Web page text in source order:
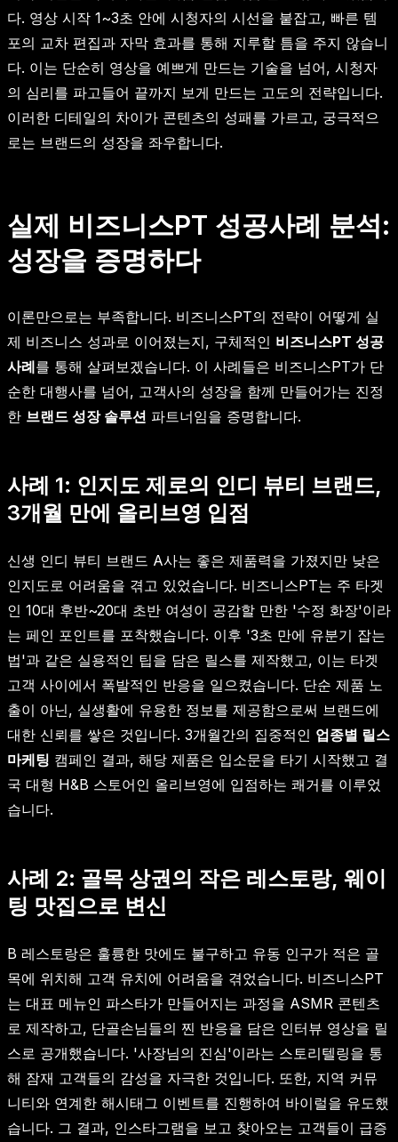
다. 영상 시작 1~3초 안에 시청자의 시선을 붙잡고, 빠른 템
포의 교차 편집과 자막 효과를 통해 지루할 틈을 주지 않습니
다. 이는 단순히 영상을 예쁘게 만드는 기술을 넘어, 시청자
의 심리를 파고들어 끝까지 보게 만드는 고도의 전략입니다.
이러한 디테일의 차이가 콘텐츠의 성패를 가르고, 궁극적으
로는 브랜드의 성장을 좌우합니다.
실제 비즈니스PT 성공사례 분석:
성장을 증명하다
이론만으로는 부족합니다. 비즈니스PT의 전략이 어떻게 실
제 비즈니스 성과로 이어졌는지, 구체적인 비즈니스PT 성공
사례를 통해 살펴보겠습니다. 이 사례들은 비즈니스PT가 단
순한 대행사를 넘어, 고객사의 성장을 함께 만들어가는 진정
한 브랜드 성장 솔루션 파트너임을 증명합니다.
사례 1: 인지도 제로의 인디 뷰티 브랜드,
3개월 만에 올리브영 입점
신생 인디 뷰티 브랜드 A사는 좋은 제품력을 가졌지만 낮은
인지도로 어려움을 겪고 있었습니다. 비즈니스PT는 주 타겟
인 10대 후반~20대 초반 여성이 공감할 만한 '수정 화장'이라
는 페인 포인트를 포착했습니다. 이후 '3초 만에 유분기 잡는
법'과 같은 실용적인 팁을 담은 릴스를 제작했고, 이는 타겟
고객 사이에서 폭발적인 반응을 일으켰습니다. 단순 제품 노
출이 아닌, 실생활에 유용한 정보를 제공함으로써 브랜드에
대한 신뢰를 쌓은 것입니다. 3개월간의 집중적인 업종별 릴스
마케팅 캠페인 결과, 해당 제품은 입소문을 타기 시작했고 결
국 대형 H&B 스토어인 올리브영에 입점하는 쾌거를 이루었
습니다.
사례 2: 골목 상권의 작은 레스토랑, 웨이
팅 맛집으로 변신
B 레스토랑은 훌륭한 맛에도 불구하고 유동 인구가 적은 골
목에 위치해 고객 유치에 어려움을 겪었습니다. 비즈니스PT
는 대표 메뉴인 파스타가 만들어지는 과정을 ASMR 콘텐츠
로 제작하고, 단골손님들의 찐 반응을 담은 인터뷰 영상을 릴
스로 공개했습니다. '사장님의 진심'이라는 스토리텔링을 통
해 잠재 고객들의 감성을 자극한 것입니다. 또한, 지역 커뮤
니티와 연계한 해시태그 이벤트를 진행하여 바이럴을 유도했
습니다. 그 결과, 인스타그램을 보고 찾아오는 고객들이 급증